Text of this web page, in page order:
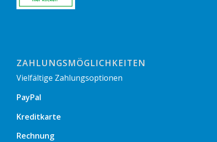
ZAHLUNGSMÖGLICHKEITEN
Vielfältige Zahlungsoptionen
PayPal
Kreditkarte
Rechnung